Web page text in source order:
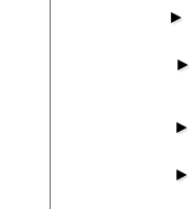
►
►
►
►